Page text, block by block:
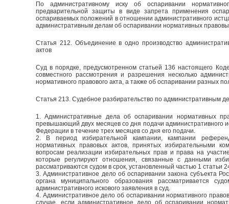
По административному иску об оспаривании
предварительной защиты в виде запрета применения
оспариваемых положений в отношении административного
административным делам об оспаривании нормативных
Статья 212. Объединение в одно производство
актов
Суд в порядке, предусмотренном статьей 136 настоящего
совместного рассмотрения и разрешения несколько
нормативного правового акта, а также об оспаривании разных
Статья 213. Судебное разбирательство по административным
1. Административные дела об оспаривании нормативных
превышающий двух месяцев со дня подачи административного
Федерации в течение трех месяцев со дня его подачи.
2. В период избирательной кампании, кампании
нормативных правовых актов, принятых избирательными
вопросам реализации избирательных прав и права на
которые регулируют отношения, связанные с данными
рассматриваются судом в срок, установленный частью 1 статьи
3. Административное дело об оспаривании закона субъекта
органа муниципального образования рассматривается
административного искового заявления в суд.
4. Административное дело об оспаривании нормативного
случае, если административное дело об оспаривании